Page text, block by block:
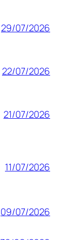
29/07/2026
22/07/2026
21/07/2026
11/07/2026
09/07/2026